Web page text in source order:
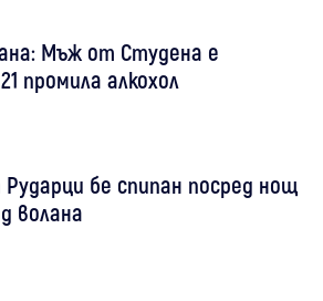
Мъж от Студена е
промила алкохол
бе спипан посред нощ
волана